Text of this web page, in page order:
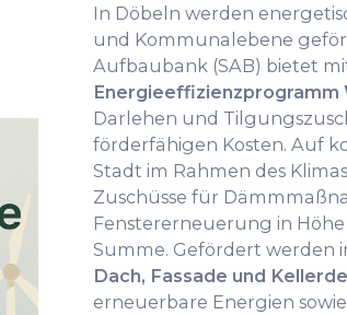
In Döbeln werden
und Kommunalebene
Aufbaubank (SAB) bietet
Energieeffizienzprogramm
Darlehen und
förderfähigen Kosten. Auf
Stadt im Rahmen des
Zuschüsse für
Fenstererneuerung in Höhe
Summe. Gefördert werden
Dach, Fassade und
erneuerbare Energien